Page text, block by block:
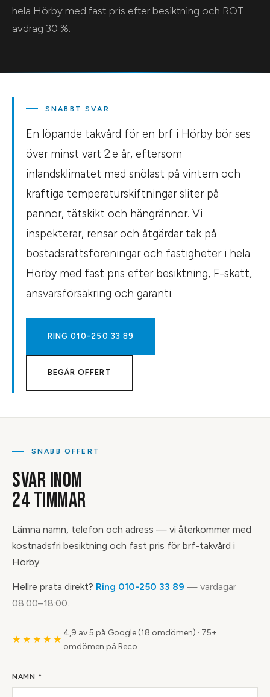
hela Hörby med fast pris efter besiktning och ROT-
avdrag 30 %.
SNABBT SVAR
En löpande takvård för en brf i Hörby bör ses
över minst vart 2:e år, eftersom
inlandsklimatet med snölast på vintern och
kraftiga temperaturskiftningar sliter på
pannor, tätskikt och hängrännor. Vi
inspekterar, rensar och åtgärdar tak på
bostadsrättsföreningar och fastigheter i hela
Hörby med fast pris efter besiktning, F-skatt,
ansvarsförsäkring och garanti.
RING010-250 33 89
BEGÄR OFFERT
SNABB OFFERT
SVAR INOM
24 TIMMAR
Lämna namn, telefon och adress — vi återkommer med
kostnadsfri besiktning och fast pris för brf-takvård i
Hörby.
Hellre prata direkt? Ring 010-250 33 89 — vardagar
08:00–18:00.
★★★★★
4,9 av 5 på Google (18 omdömen) · 75+
omdömen på Reco
NAMN *